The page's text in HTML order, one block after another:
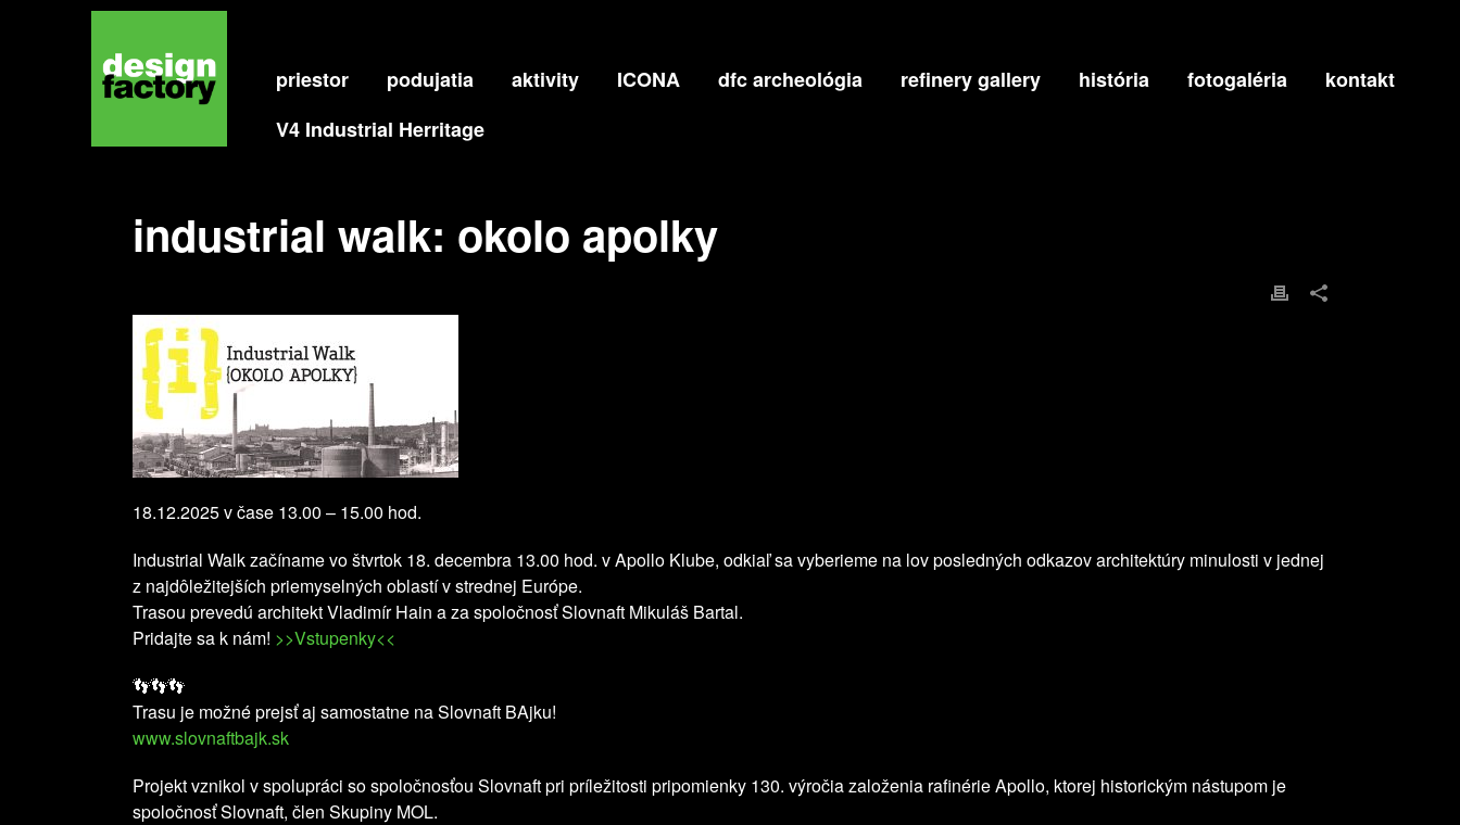
priestor podujatia aktivity ICONA dfc archeológia refinery gallery história fotogaléria
kontakt
V4 Industrial Herritage
INDUSTRIAL WALK: OKOLO APOLKY
industrial walk: okolo apolky
18.12.2025 v čase 13.00 – 15.00 hod.
Industrial Walk začíname vo štvrtok 18. decembra 13.00 hod. v Apollo Klube, odkiaľ sa vyberieme na lov posledných odkazov architektúry minulosti v jednej
z najdôležitejších priemyselných oblastí v strednej Európe.
Trasou prevedú architekt Vladimír Hain a za spoločnosť Slovnaft Mikuláš Bartal.
Pridajte sa k nám! >>Vstupenky<<
👣👣👣
Trasu je možné prejsť aj samostatne na Slovnaft BAjku!
www.slovnaftbajk.sk
Projekt vznikol v spolupráci so spoločnosťou Slovnaft pri príležitosti pripomienky 130. výročia založenia rafinérie Apollo, ktorej historickým nástupom je
spoločnosť Slovnaft, člen Skupiny MOL.